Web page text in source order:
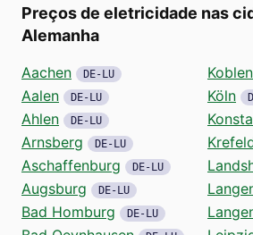
Preços de eletricidade nas
Alemanha
Aachen DE-LU
Aalen DE-LU
Ahlen DE-LU
Arnsberg DE-LU
Aschaffenburg DE-LU
Augsburg DE-LU
Bad Homburg DE-LU
Köln